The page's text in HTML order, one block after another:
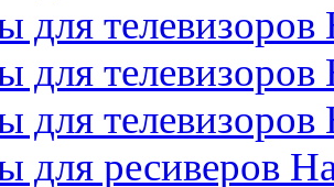
для телевизоров
для телевизоров
для
для ресиверов